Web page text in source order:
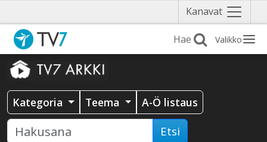
Kanavat Näytä
valikko
Valikko
Kategoria Teema A-Ö listaus
Etsi